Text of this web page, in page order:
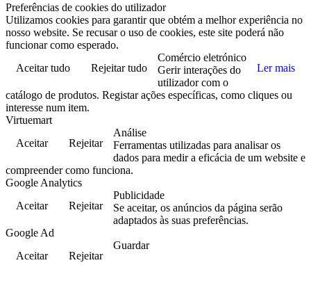
Preferências de cookies do utilizador
Utilizamos cookies para garantir que obtém a melhor experiência no
nosso website. Se recusar o uso de cookies, este site poderá não
funcionar como esperado.
Aceitar tudo
Rejeitar tudo Ler mais
Comércio eletrónico
Gerir interações do
utilizador com o
catálogo de produtos. Registar ações específicas, como cliques ou
interesse num item.
Virtuemart
Aceitar
Rejeitar
Análise
Ferramentas utilizadas para analisar os
dados para medir a eficácia de um website e
compreender como funciona.
Google Analytics
Aceitar
Rejeitar
Publicidade
Se aceitar, os anúncios da página serão
adaptados às suas preferências.
Google Ad
Aceitar
Rejeitar
Guardar